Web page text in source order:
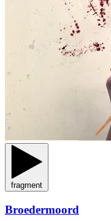
fragment
Broedermoord